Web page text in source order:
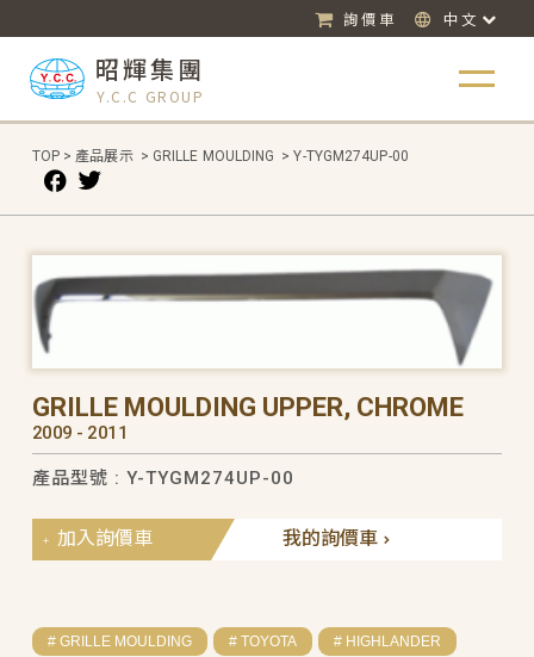
詢價車 中文
昭輝集團
Y.C.C GROUP
TOP > 產品展示 > GRILLE MOULDING > Y-TYGM274UP-00
GRILLE MOULDING UPPER, CHROME
2009 - 2011
產品型號 : Y-TYGM274UP-00
我的詢價車
加入詢價車
# GRILLE MOULDING # TOYOTA # HIGHLANDER